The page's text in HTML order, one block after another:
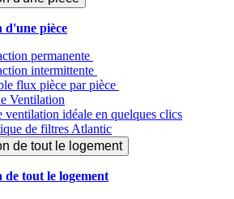
d'une pièce
permanente
intermittente
flux pièce par pièce
Ventilation
ventilation idéale en quelques clics
de filtres Atlantic
de tout le logement
de tout le logement